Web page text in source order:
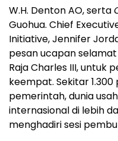
W.H. Denton AO, serta
Guohua. Chief
Initiative, Jennifer
pesan ucapan selamat
Raja Charles III, untuk
keempat. Sekitar
pemerintah, dunia
internasional di lebih
menghadiri sesi